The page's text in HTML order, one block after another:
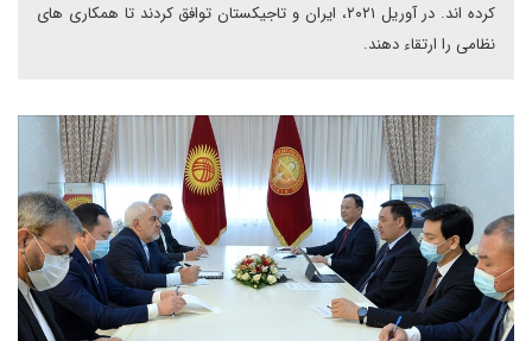
کرده اند. در آوریل ۲۰۲۱، ایران و تاجیکستان توافق کردند تا همکاری های
نظامی را ارتقاء دهند.